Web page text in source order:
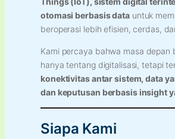
otomasi berbasis datauntuk
beroperasi lebih efisien, cerdas,
Kami percaya bahwa masa depan
hanya tentang digitalisasi, tetapi
konektivitas antar sistem, data
dan keputusan berbasis insight
Siapa Kami